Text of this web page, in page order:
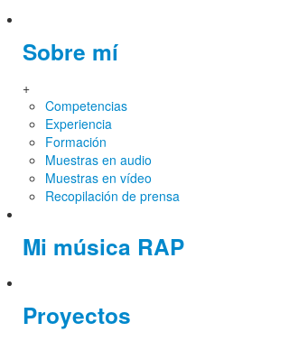
Sobre mí
+
Competencias
Experiencia
Formación
Muestras en audio
Muestras en vídeo
Recopilación de prensa
Mi música RAP
Proyectos